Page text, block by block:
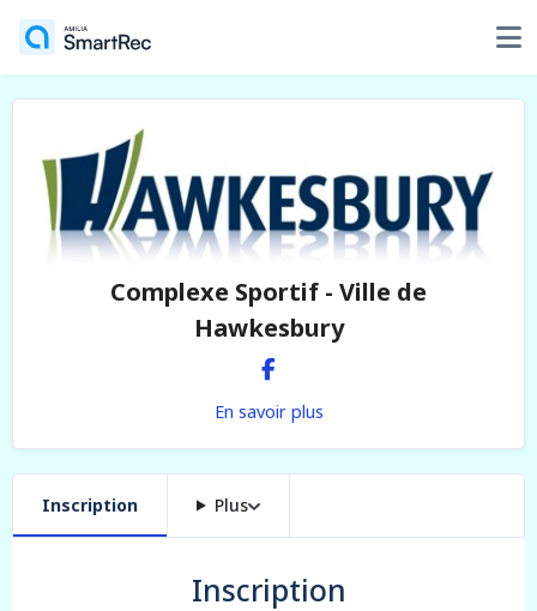
Complexe Sportif - Ville de
Hawkesbury
En savoir plus
Inscription Plus
Inscription